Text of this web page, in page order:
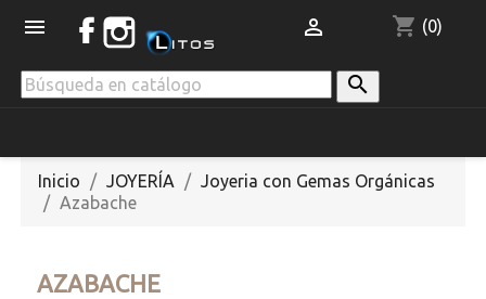
 shopping_cart (0)


Inicio JOYERÍA
Joyeria con Gemas Orgánicas
Azabache
AZABACHE